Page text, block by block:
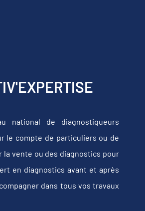
national de diagnostiqueurs
le compte de particuliers ou de
vente ou des diagnostics pour
en diagnostics avant et après
dans tous vos travaux